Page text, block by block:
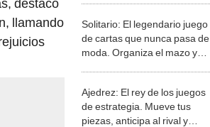
llamando
Solitario: El legendario juego
de cartas que nunca pasa de
moda. Organiza el mazo y
Ajedrez: El rey de los juegos
de estrategia. Mueve tus
piezas, anticipa al rival y